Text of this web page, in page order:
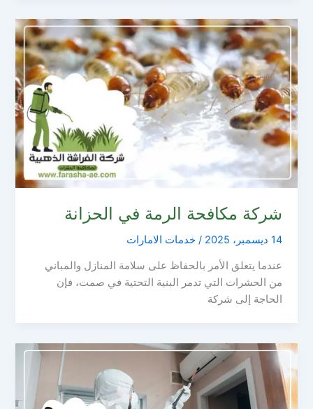
شركة مكافحة الرمة في الحزانة
14 ديسمبر، 2025 /خدمات الامارات
عندما يتعلق الأمر بالحفاظ على سلامة المنازل والمباني
من الحشرات التي تدمر البنية التحتية في صمت، فإن
الحاجة إلى شركة